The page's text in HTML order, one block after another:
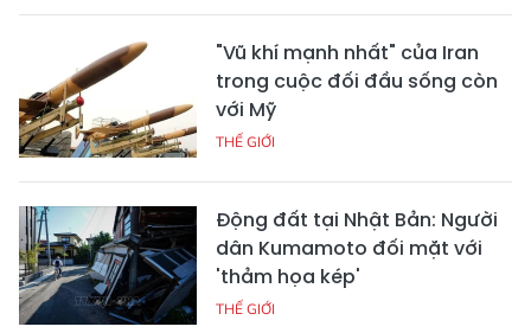
"Vũ khí mạnh nhất" của Iran
trong cuộc đối đầu sống còn
với Mỹ
THẾ GIỚI
Động đất tại Nhật Bản: Người
dân Kumamoto đối mặt với
'thảm họa kép'
THẾ GIỚI